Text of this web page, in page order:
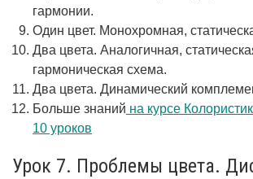
гармонии.
Один цвет. Монохромная,
Два цвета. Аналогичная,
гармоническая схема.
Два цвета. Динамический
Больше знаний на курсе
10 уроков
Урок 7. Проблемы цвета.